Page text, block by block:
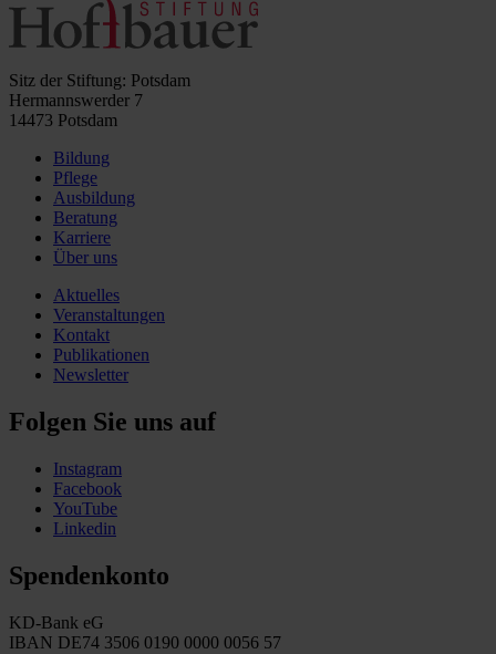
Sitz der Stiftung: Potsdam
Hermannswerder 7
14473 Potsdam
Bildung
Pflege
Ausbildung
Beratung
Karriere
Über uns
Aktuelles
Veranstaltungen
Kontakt
Publikationen
Newsletter
Folgen Sie uns auf
Instagram
Facebook
YouTube
Linkedin
Spendenkonto
KD-Bank eG
IBAN DE74 3506 0190 0000 0056 57